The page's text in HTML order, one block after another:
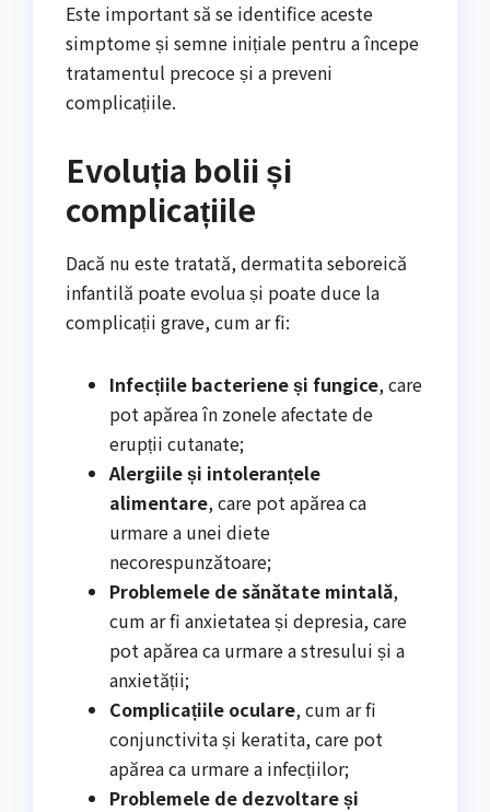
Este important să se identifice aceste
simptome și semne inițiale pentru a începe
tratamentul precoce și a preveni
complicațiile.
Evoluția bolii și
complicațiile
Dacă nu este tratată, dermatita seboreică
infantilă poate evolua și poate duce la
complicații grave, cum ar fi:
Infecțiile bacteriene și fungice, care
pot apărea în zonele afectate de
erupții cutanate;
Alergiile și intoleranțele
alimentare, care pot apărea ca
urmare a unei diete
necorespunzătoare;
Problemele de sănătate mintală,
cum ar fi anxietatea și depresia, care
pot apărea ca urmare a stresului și a
anxietății;
Complicațiile oculare, cum ar fi
conjunctivita și keratita, care pot
apărea ca urmare a infecțiilor;
Problemele de dezvoltare și